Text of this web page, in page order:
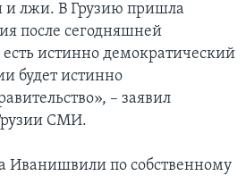
и лжи. В Грузию пришла
после сегодняшней
истинно демократический
будет истинно
– заявил
СМИ.
по собственному